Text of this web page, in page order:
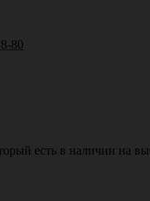
80
есть в наличии на